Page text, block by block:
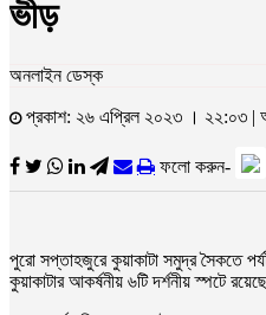
ভীড়
অনলাইন ডেস্ক
প্রকাশ: ২৬ এপ্রিল ২০২৩ । ২২:০৩ |
ফলো করুন-
পুরো সপ্তাহজুরে কুয়াকাটা সমুদ্র সৈকতে
কুয়াকাটার আকর্ষনীয় ৬টি দর্শনীয় স্পটে